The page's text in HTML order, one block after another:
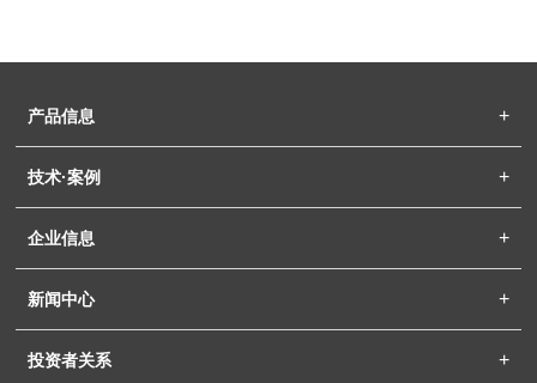
产品信息
技术·案例
企业信息
新闻中心
投资者关系